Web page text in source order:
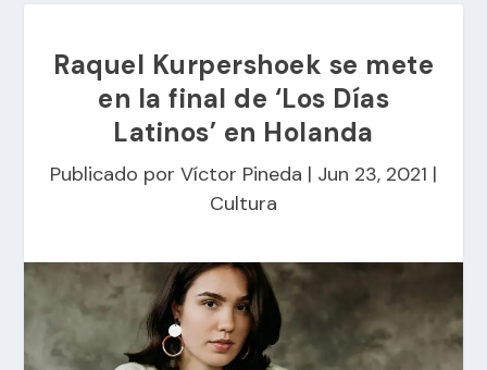
Raquel Kurpershoek se mete
en la final de ‘Los Días
Latinos’ en Holanda
Publicado por Víctor Pineda | Jun 23, 2021 |
Cultura